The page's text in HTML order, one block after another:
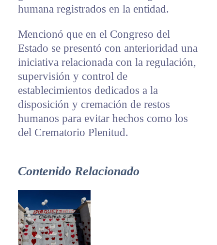
humana registrados en la entidad.
Mencionó que en el Congreso del
Estado se presentó con anterioridad una
iniciativa relacionada con la regulación,
supervisión y control de
establecimientos dedicados a la
disposición y cremación de restos
humanos para evitar hechos como los
del Crematorio Plenitud.
Contenido Relacionado